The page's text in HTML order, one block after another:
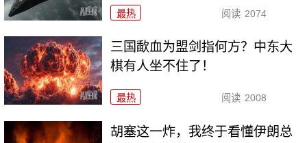
最热 阅读 2074
三国歃血为盟剑指何方？中东大
棋有人坐不住了！
最热 阅读 2008
胡塞这一炸，我终于看懂伊朗总